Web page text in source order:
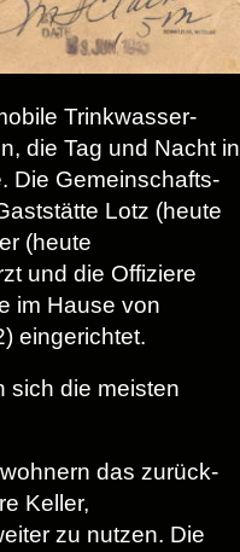
Trinkwasser-
die Tag und Nacht in
Die Gemeinschafts-
Lotz (heute
(heute
und die Offiziere
im Hause von
eingerichtet.
sich die meisten
das zurück-
Keller,
zu nutzen. Die